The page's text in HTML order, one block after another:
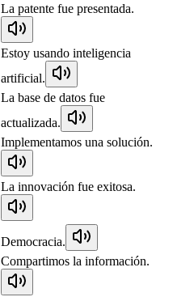
La patente fue presentada.
Estoy usando inteligencia
artificial.
La base de datos fue
actualizada.
Implementamos una solución.
La innovación fue exitosa.
Democracia.
Compartimos la información.